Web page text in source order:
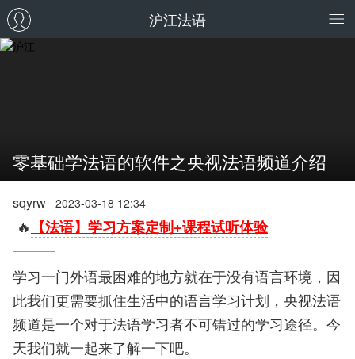
沪江法语
零基础学法语的软件之央视法语频道介绍
sqyrw 2023-03-18 12:34
🔥 【法语】学习方案定制+课程试听体验
学习一门外语最困难的地方就在于没有语言环境，因
此我们更需要抓住生活中的语言学习计划，央视法语
频道是一个对于法语学习者不可错过的学习途径。今
天我们就一起来了解一下吧。